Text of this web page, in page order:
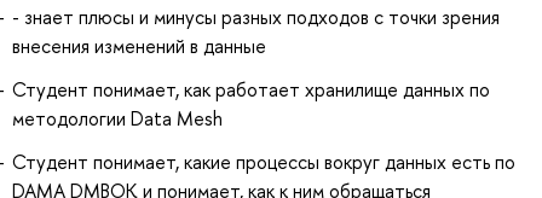
- знает плюсы и минусы разных подходов с точки зрения
внесения изменений в данные
Студент понимает, как работает хранилище данных по
методологии Data Mesh
Студент понимает, какие процессы вокруг данных есть по
DAMA DMBOK и понимает, как к ним обращаться